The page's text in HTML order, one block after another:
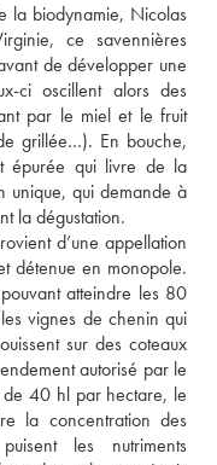
la biodynamie, Nicolas
ce savennières
de développer une
ci oscillent alors des
par le miel et le fruit
grillée…). En bouche,
épurée qui livre de la
unique, qui demande à
la dégustation.
d’une appellation
détenue en monopole.
atteindre les 80
vignes de chenin qui
sur des coteaux
autorisé par le
de 40 hl par hectare, le
la concentration des
les nutriments